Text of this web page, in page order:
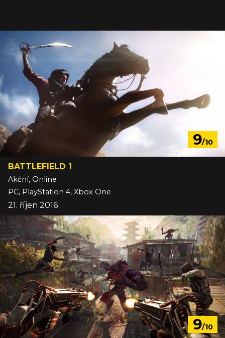
9/10
BATTLEFIELD 1
Akční, Online
PC, PlayStation 4, Xbox One
21. říjen 2016
9/10